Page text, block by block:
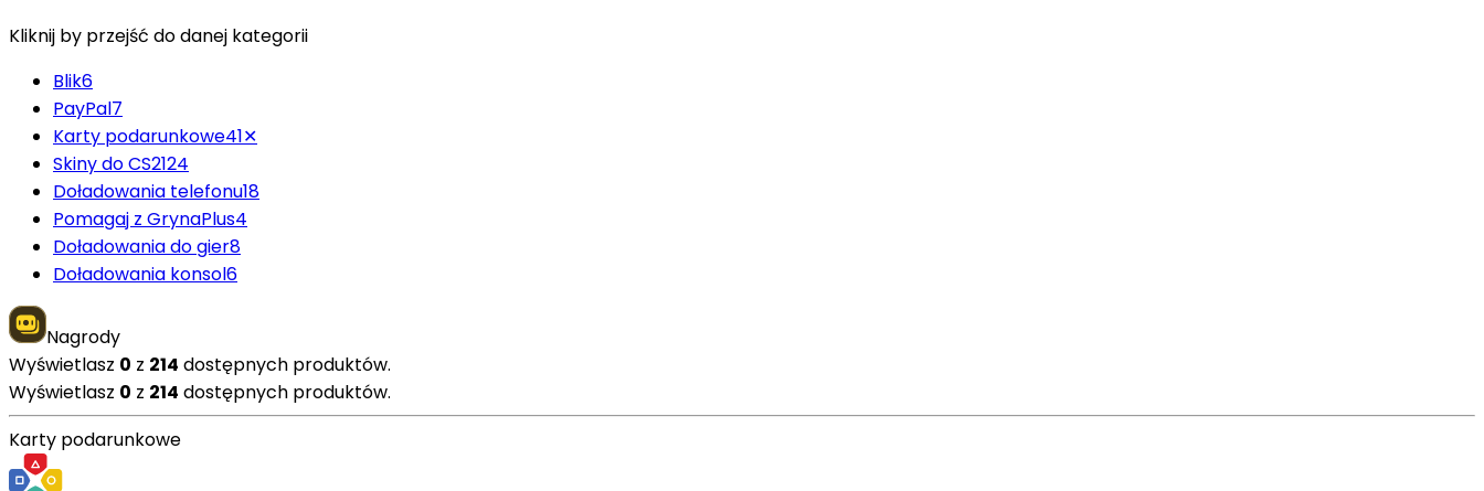
Kliknij by przejść do danej kategorii
Blik6
PayPal7
Karty podarunkowe41✕
Skiny do CS2124
Doładowania telefonu18
Pomagaj z GrynaPlus4
Doładowania do gier8
Doładowania konsol6
Nagrody
Wyświetlasz 0 z 214 dostępnych produktów.
Wyświetlasz 0 z 214 dostępnych produktów.
Karty podarunkowe